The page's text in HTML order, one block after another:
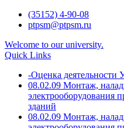
Skip
(35152) 4-90-08
ptpsm@ptpsm.ru
Welcome to our university.
Quick Links
-Оценка деятельности
08.02.09 Монтаж,
электрооборудования
зданий
08.02.09 Монтаж,